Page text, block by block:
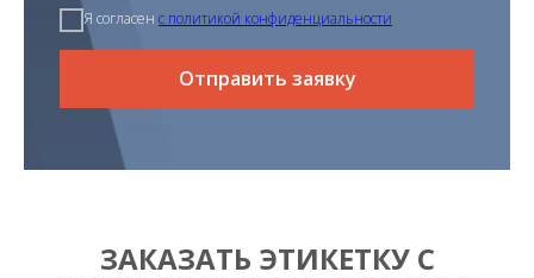
Я согласен с политикой конфиденциальности
Отправить заявку
ЗАКАЗАТЬ ЭТИКЕТКУ С